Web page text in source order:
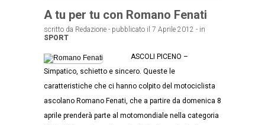
A tu per tu con Romano Fenati
scritto da Redazione - pubblicato il 7 Aprile 2012 - in
SPORT
ASCOLI PICENO –
Simpatico, schietto e sincero. Queste le
caratteristiche che ci hanno colpito del motociclista
ascolano Romano Fenati, che a partire da domenica 8
aprile prenderà parte al motomondiale nella categoria